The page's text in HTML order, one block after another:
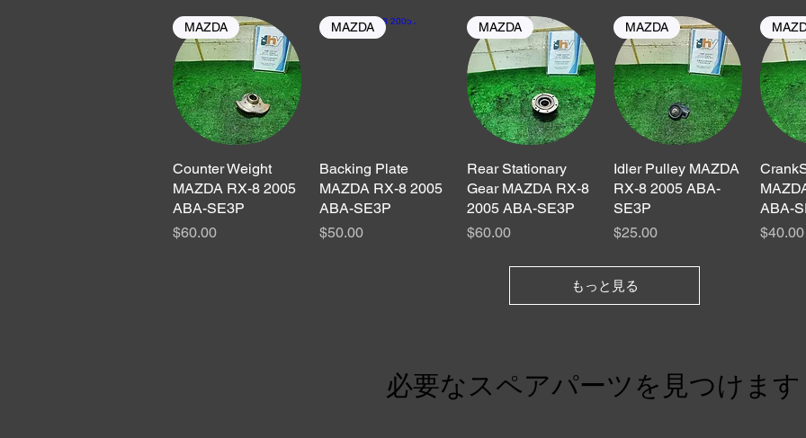
クイックビュー
MAZDA
Counter Weight
MAZDA RX-8 2005
ABA-SE3P
価格
$60.00
クイックビュー
MAZDA
Backing Plate
MAZDA RX-8 2005
ABA-SE3P
価格
$50.00
クイックビュー
MAZDA
Rear Stationary
Gear MAZDA RX-8
2005 ABA-SE3P
価格
$60.00
クイックビュー
MAZDA
Idler Pulley MAZDA
RX-8 2005 ABA-
SE3P
価格
$25.00
ク
ABA-
価格
$40.00
もっと見る
必要なスペアパーツを見つけます